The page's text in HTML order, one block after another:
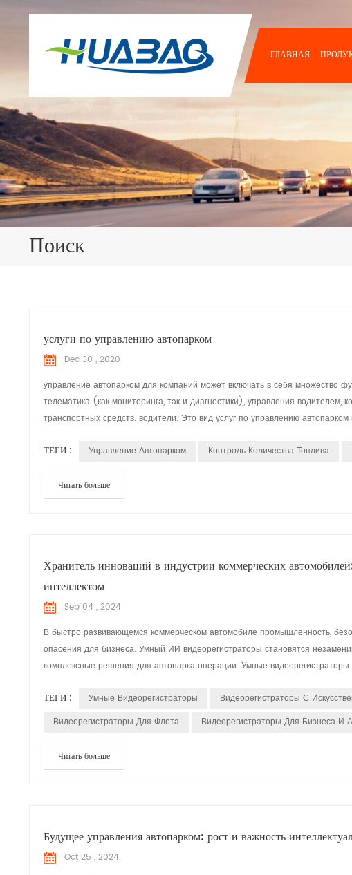
ГЛАВНАЯ
Поиск
услуги по управлению автопарком
Dec 30 , 2020
управление автопарком для компаний может включать в себя множество
телематика (как мониторинга, так и диагностики), управления
транспортных средств. водители. Это вид услуг по управлению
ТЕГИ : Управление Автопарком Контроль Количества Топлива
Читать больше
Хранитель инноваций в индустрии коммерческих
интеллектом
Sep 04 , 2024
В быстро развивающемся коммерческом автомобиле промышленность,
опасения для бизнеса. Умный ИИ видеорегистраторы становятся
комплексные решения для автопарка операции. Умные
ТЕГИ : Умные Видеорегистраторы Видеорегистраторы С
Видеорегистраторы Для Флота
Видеорегистраторы Для Бизнеса И
Читать больше
Будущее управления автопарком: рост и важность
Oct 25 , 2024